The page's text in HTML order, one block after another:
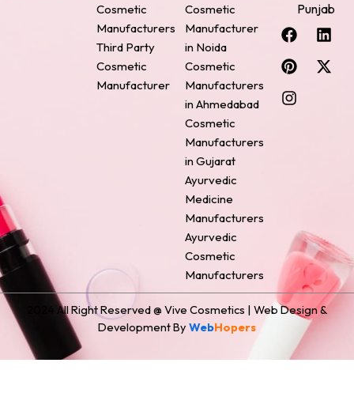
Cosmetic
Manufacturers
Third Party
Cosmetic
Manufacturer
Cosmetic
Manufacturer
in Noida
Cosmetic
Manufacturers
in Ahmedabad
Cosmetic
Manufacturers
in Gujarat
Ayurvedic
Medicine
Manufacturers
Ayurvedic
Cosmetic
Manufacturers
Punjab
F
a
c
e
b
o
L
i
n
k
P
i
n
t
e
r
X
-
t
w
I
n
s
t
a
g
2024 All Right Reserved @ Vive Cosmetics | Web Design &
Development By WebHopers